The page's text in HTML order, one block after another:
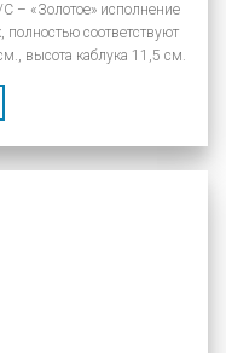
– «Золотое» исполнение
соответствуют
высота каблука 11,5 см.